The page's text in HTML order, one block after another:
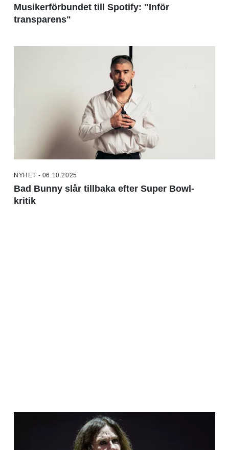
Musikerförbundet till Spotify: "Inför
transparens"
NYHET - 06.10.2025
Bad Bunny slår tillbaka efter Super Bowl-
kritik